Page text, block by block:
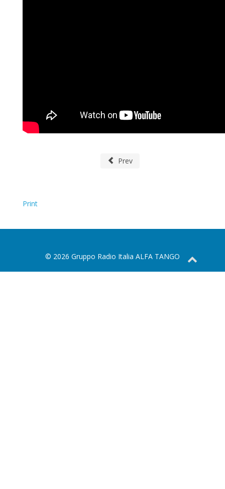
Prev
Print
© 2026 Gruppo Radio Italia ALFA TANGO